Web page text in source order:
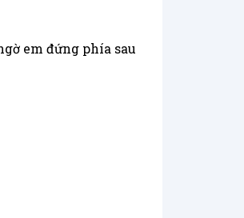
em đứng phía sau